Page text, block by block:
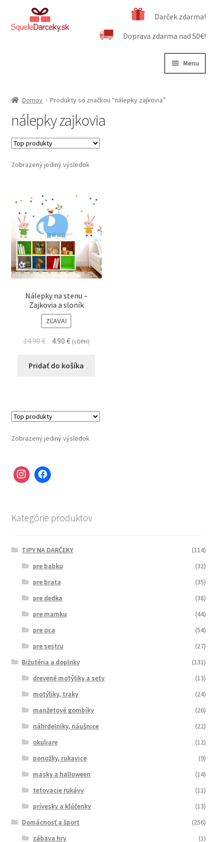
Preskočiť
na
Preskočiť
na
Darček zdarma!
Doprava zdarma nad 50€!
Menu
Dôležité informácie
Obchodné podmienky
Kontakt
Domov Produkty so značkou “nálepky zajkovia”
nálepky zajkovia
Zobrazený jediný výsledok
Nálepky na stenu –
Zajkovia a sloník
ZĽAVA!
14.90€ 4.90 € (s DPH)
Pridať do košíka
Zobrazený jediný výsledok
Kategórie produktov
TIPY NA DARČEKY
(114)
pre babku
(32)
pre brata
(35)
pre dedka
(38)
pre mamku
(44)
pre oca
(54)
pre sestru
(27)
Bižutéria a doplnky
(131)
drevené motýliky a sety
(13)
motýliky, traky
(24)
manžetové gombíky
(26)
náhrdelníky, náušnice
(22)
okuliare
(12)
ponožky, rukavice
(9)
masky a halloween
(14)
tetovacie rukávy
(11)
prívesky a kľúčenky
(13)
Domácnosť a šport
(256)
zábava hry
(1)